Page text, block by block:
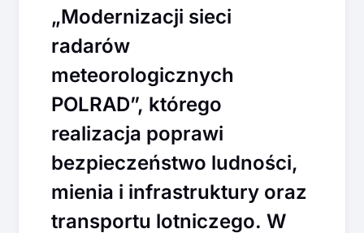
„Modernizacji sieci
radarów
meteorologicznych
POLRAD”, którego
realizacja poprawi
bezpieczeństwo ludności,
mienia i infrastruktury oraz
transportu lotniczego. W